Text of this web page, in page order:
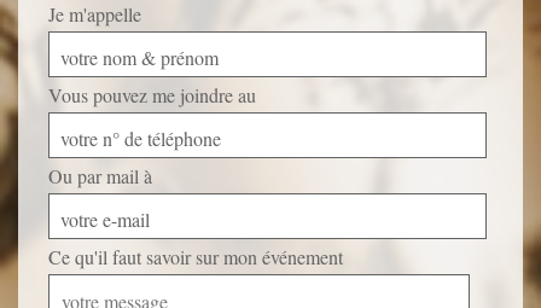
Je m'appelle
votre nom & prénom
Vous pouvez me joindre au
votre n° de téléphone
Ou par mail à
votre e-mail
Ce qu'il faut savoir sur mon événement